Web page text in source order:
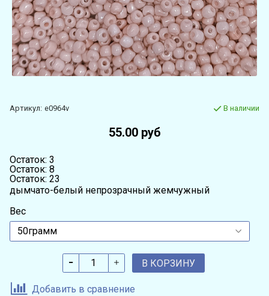
Артикул: e0964v В наличии
55.00 руб
Остаток: 3
Остаток: 8
Остаток: 23
дымчато-белый непрозрачный жемчужный
Вес
В КОРЗИНУ
Добавить в сравнение